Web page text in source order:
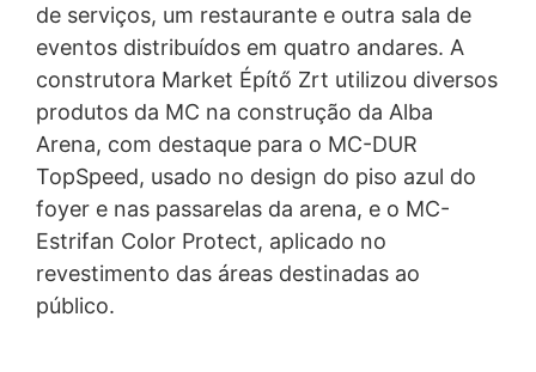
de serviços, um restaurante e outra sala de
eventos distribuídos em quatro andares. A
construtora Market Építő Zrt utilizou diversos
produtos da MC na construção da Alba
Arena, com destaque para o MC-DUR
TopSpeed, usado no design do piso azul do
foyer e nas passarelas da arena, e o MC-
Estrifan Color Protect, aplicado no
revestimento das áreas destinadas ao
público.